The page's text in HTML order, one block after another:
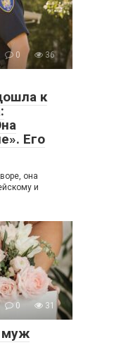
0 36
к
Его
она
и
0 31
муж